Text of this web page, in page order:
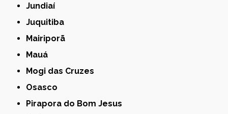
Jundiaí
Juquitiba
Mairiporã
Mauá
Mogi das Cruzes
Osasco
Pirapora do Bom Jesus